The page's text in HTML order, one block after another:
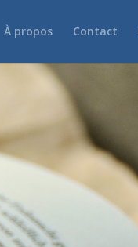
À propos Contact